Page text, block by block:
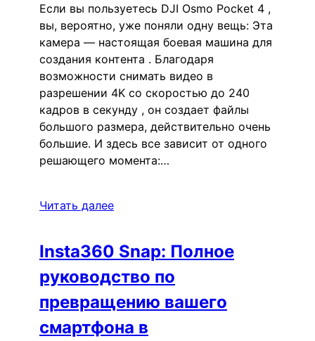
Если вы пользуетесь DJI Osmo Pocket 4 ,
вы, вероятно, уже поняли одну вещь: Эта
камера — настоящая боевая машина для
создания контента . Благодаря
возможности снимать видео в
разрешении 4K со скоростью до 240
кадров в секунду , он создает файлы
большого размера, действительно очень
большие. И здесь все зависит от одного
решающего момента:…
Читать далее
Insta360 Snap: Полное
руководство по
превращению вашего
смартфона в